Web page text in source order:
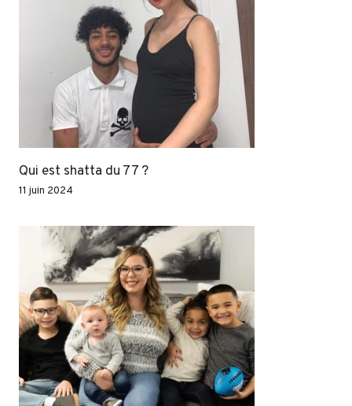
Qui est shatta du 77 ?
11 juin 2024